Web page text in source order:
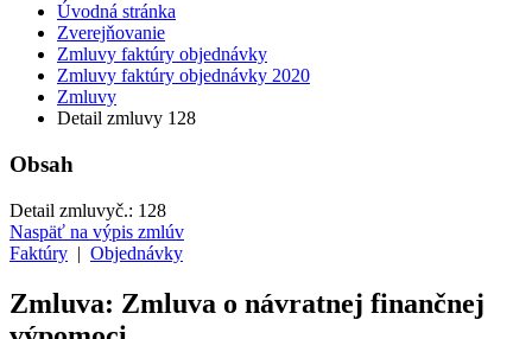
Úvodná stránka
Zverejňovanie
Zmluvy faktúry objednávky
Zmluvy faktúry objednávky 2020
Zmluvy
Detail zmluvy 128
Obsah
Detail zmluvyč.: 128
Naspäť na výpis zmlúv
Faktúry | Objednávky
Zmluva: Zmluva o návratnej finančnej